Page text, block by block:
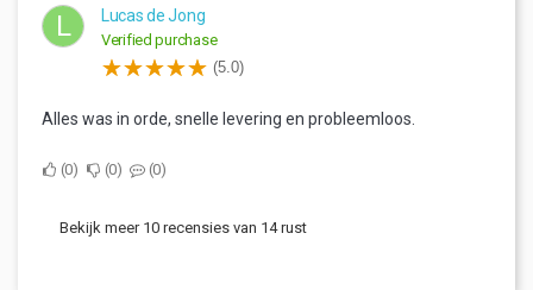
L Lucas de Jong
Verified purchase
(5.0)
Alles was in orde, snelle levering en probleemloos.
0 0 0
Bekijk meer 10 recensies van 14 rust